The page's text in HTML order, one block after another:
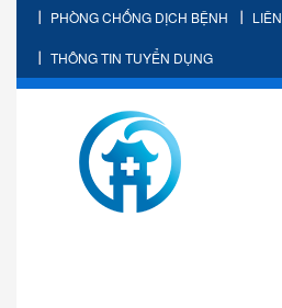
PHÒNG CHỐNG DỊCH BỆNH
THÔNG TIN TUYỂN DỤNG
- Cơ
- Cơ